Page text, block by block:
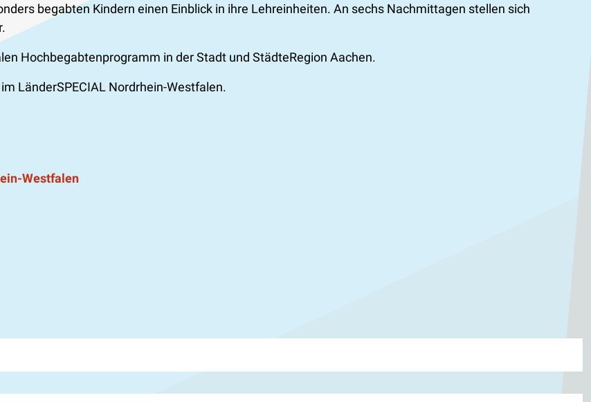
begabten Kindern einen Einblick in ihre Lehreinheiten. An sechs Nachmittagen stellen sich
Hochbegabtenprogramm in der Stadt und StädteRegion Aachen.
LänderSPECIAL Nordrhein-Westfalen.
Westfalen